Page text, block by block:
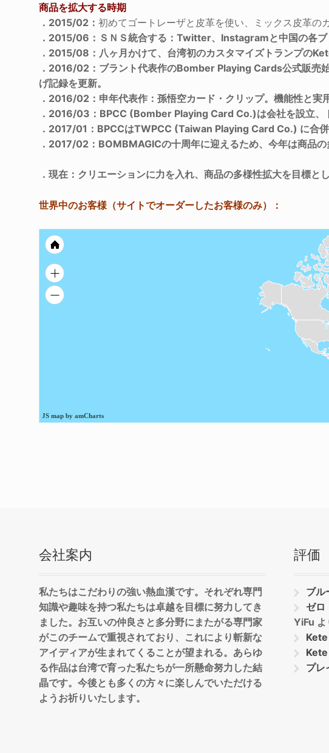
商品を拡大する時期
．2015/02：初めてゴートレーザと皮革を使い、ミックス皮革の
．2015/06：ＳＮＳ統合する：Twitter、Instagramと中国の各ブ
．2015/08：八ヶ月かけて、台湾初のカスタマイズトランプの
．2016/02：ブラント代表作のBomber Playing Cards公式販売
げ記録を更新。
．2016/02：申年代表作：孫悟空カード・クリップ。機能性と実
．2016/03：BPCC (Bomber Playing Card Co.)は会社を設立、
．2017/01：BPCCはTWPCC (Taiwan Playing Card Co.) に合
．2017/02：BOMBMAGICの十周年に迎えるため、今年は商品
．現在：クリエーションに力を入れ、商品の多様性拡大を目標と
世界中のお客様（サイトでオーダーしたお客様のみ）：
JS map by amCharts
会社案内
私たちはこだわりの強い熱血漢です。それぞれ専門
知識や趣味を持つ私たちは卓越を目標に努力してき
ました。お互いの仲良さと多分野にまたがる専門家
がこのチームで重視されており、これにより斬新な
アイディアが生まれてくることが望まれる。あらゆ
る作品は台湾で育った私たちが一所懸命努力した結
晶です。今後とも多くの方々に楽しんでいただける
ようお祈りいたします。
評価
ブル
ゼロ
YiFu よ
プレ